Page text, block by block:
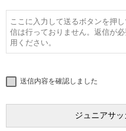
送信内容を確認しました